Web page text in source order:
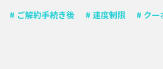
# ご解約手続き後
# 速度制限 # クー